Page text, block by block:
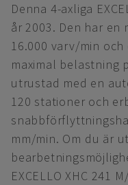
Denna 4-axliga
år 2003. Den har en
16.000 varv/min
maximal belastning
utrustad med en
120 stationer och
mm/min. Om du är
EXCELLO XHC 241